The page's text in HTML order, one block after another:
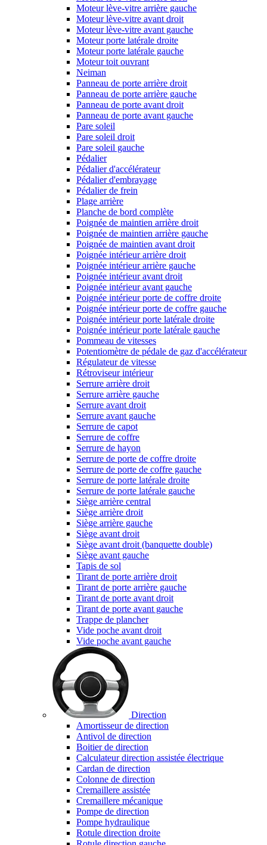
Moteur lève-vitre arrière gauche
Moteur lève-vitre avant droit
Moteur lève-vitre avant gauche
Moteur porte latérale droite
Moteur porte latérale gauche
Moteur toit ouvrant
Neiman
Panneau de porte arrière droit
Panneau de porte arrière gauche
Panneau de porte avant droit
Panneau de porte avant gauche
Pare soleil
Pare soleil droit
Pare soleil gauche
Pédalier
Pédalier d'accélérateur
Pédalier d'embrayage
Pédalier de frein
Plage arrière
Planche de bord complète
Poignée de maintien arrière droit
Poignée de maintien arrière gauche
Poignée de maintien avant droit
Poignée intérieur arrière droit
Poignée intérieur arrière gauche
Poignée intérieur avant droit
Poignée intérieur avant gauche
Poignée intérieur porte de coffre droite
Poignée intérieur porte de coffre gauche
Poignée intérieur porte latérale droite
Poignée intérieur porte latérale gauche
Pommeau de vitesses
Potentiomètre de pédale de gaz d'accélérateur
Régulateur de vitesse
Rétroviseur intérieur
Serrure arrière droit
Serrure arrière gauche
Serrure avant droit
Serrure avant gauche
Serrure de capot
Serrure de coffre
Serrure de hayon
Serrure de porte de coffre droite
Serrure de porte de coffre gauche
Serrure de porte latérale droite
Serrure de porte latérale gauche
Siège arrière central
Siège arrière droit
Siège arrière gauche
Siège avant droit
Siège avant droit (banquette double)
Siège avant gauche
Tapis de sol
Tirant de porte arrière droit
Tirant de porte arrière gauche
Tirant de porte avant droit
Tirant de porte avant gauche
Trappe de plancher
Vide poche avant droit
Vide poche avant gauche
Direction
Amortisseur de direction
Antivol de direction
Boitier de direction
Calculateur direction assistée électrique
Cardan de direction
Colonne de direction
Cremaillere assistée
Cremaillere mécanique
Pompe de direction
Pompe hydraulique
Rotule direction droite